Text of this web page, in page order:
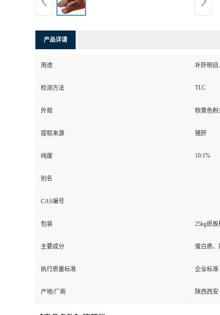
产品详请
用途 补肝明目
检测方法 TLC
外观 棕黄色粉
提取来源 猪肝
纯度 10:1%
别名
CAS编号
包装 25kg纸
主要成分 蛋白质、
执行质量标准 企业标准
产地/厂商 陕西西安